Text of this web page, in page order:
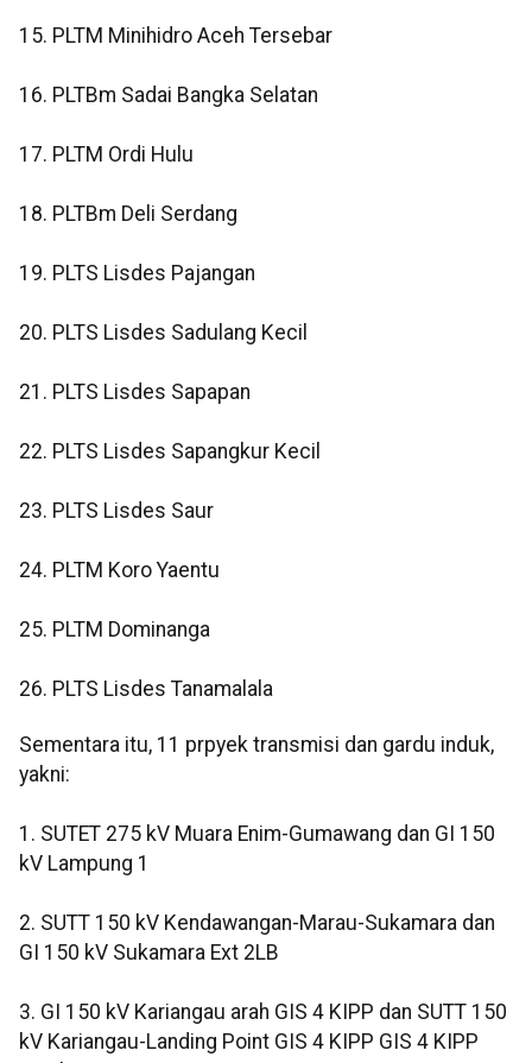
15. PLTM Minihidro Aceh Tersebar
16. PLTBm Sadai Bangka Selatan
17. PLTM Ordi Hulu
18. PLTBm Deli Serdang
19. PLTS Lisdes Pajangan
20. PLTS Lisdes Sadulang Kecil
21. PLTS Lisdes Sapapan
22. PLTS Lisdes Sapangkur Kecil
23. PLTS Lisdes Saur
24. PLTM Koro Yaentu
25. PLTM Dominanga
26. PLTS Lisdes Tanamalala
Sementara itu, 11 prpyek transmisi dan gardu induk,
yakni:
1. SUTET 275 kV Muara Enim-Gumawang dan GI 150
kV Lampung 1
2. SUTT 150 kV Kendawangan-Marau-Sukamara dan
GI 150 kV Sukamara Ext 2LB
3. GI 150 kV Kariangau arah GIS 4 KIPP dan SUTT 150
kV Kariangau-Landing Point GIS 4 KIPP GIS 4 KIPP